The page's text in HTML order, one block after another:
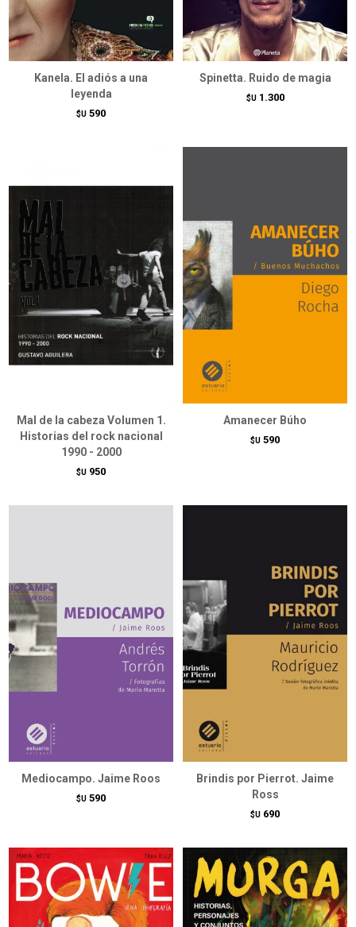
Kanela. El adiós a una
leyenda
$U 590
Spinetta. Ruido de magia
$U 1.300
Mal de la cabeza Volumen 1.
Historias del rock nacional
1990 - 2000
$U 950
Amanecer Búho
$U 590
Mediocampo. Jaime Roos
$U 590
Brindis por Pierrot. Jaime
Ross
$U 690